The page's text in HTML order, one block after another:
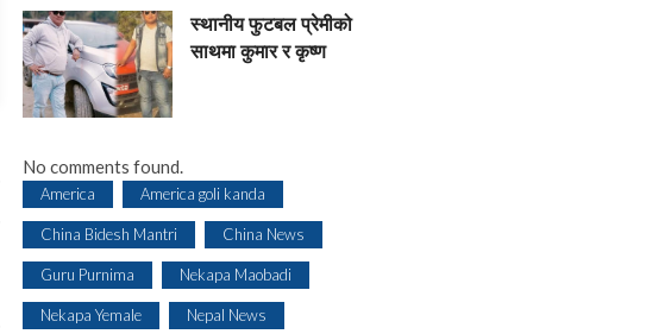
स्थानीय फुटबल प्रेमीको
साथमा कुमार र कृष्ण
No comments found.
America America goli kanda
China Bidesh Mantri China News
Guru Purnima Nekapa Maobadi
Nekapa Yemale Nepal News